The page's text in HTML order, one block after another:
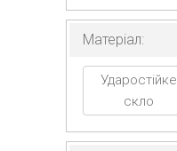
Матеріал:
Ударостійке
скло